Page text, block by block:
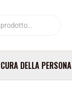
CURA DELLA PERSONA